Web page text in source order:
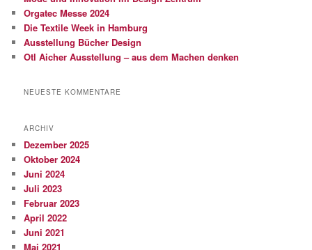
n
Orgatec Messe 2024
Die Textile Week in Hamburg
Ausstellung Bücher Design
Otl Aicher Ausstellung – aus dem Machen denken
NEUESTE KOMMENTARE
ARCHIV
Dezember 2025
Oktober 2024
Juni 2024
Juli 2023
Februar 2023
April 2022
Juni 2021
Mai 2021